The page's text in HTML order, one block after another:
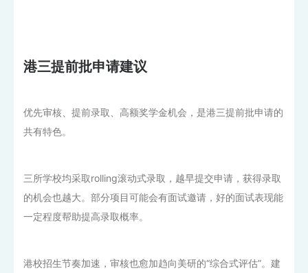
港三提前批申请建议
优先审核、提前录取、高额奖学金机会，是港三提前批申请的
共有特色。
三所学校均采取rolling滚动式录取，越早提交申请，获得录取
的机会也越大。部分项目可能会有面试邀请，好的面试表现能
一定程度帮助提高录取概率。
港校招生节奏加速，审核也愈加趋向美研的“综合式评估”。建